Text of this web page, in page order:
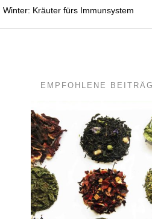
Winter: Kräuter fürs Immunsystem
EMPFOHLENE